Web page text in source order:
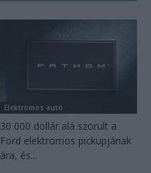
Elektromos autó
30 000 dollár alá szorult a
Ford elektromos pickupjának
ára, és...